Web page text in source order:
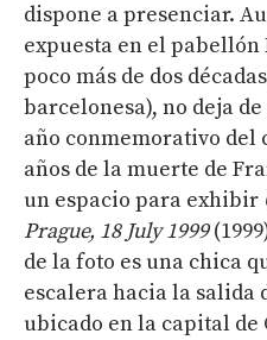
dispone a presenciar.
expuesta en el pabellón
poco más de dos
barcelonesa), no deja
año conmemorativo del
años de la muerte de
un espacio para exhibir
Prague, 18 July 1999
de la foto es una chica
escalera hacia la salida
ubicado en la capital de